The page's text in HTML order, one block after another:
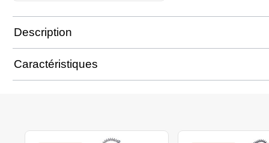
Description
Caractéristiques